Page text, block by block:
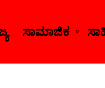
ಸಾಮಾಜಿಕ